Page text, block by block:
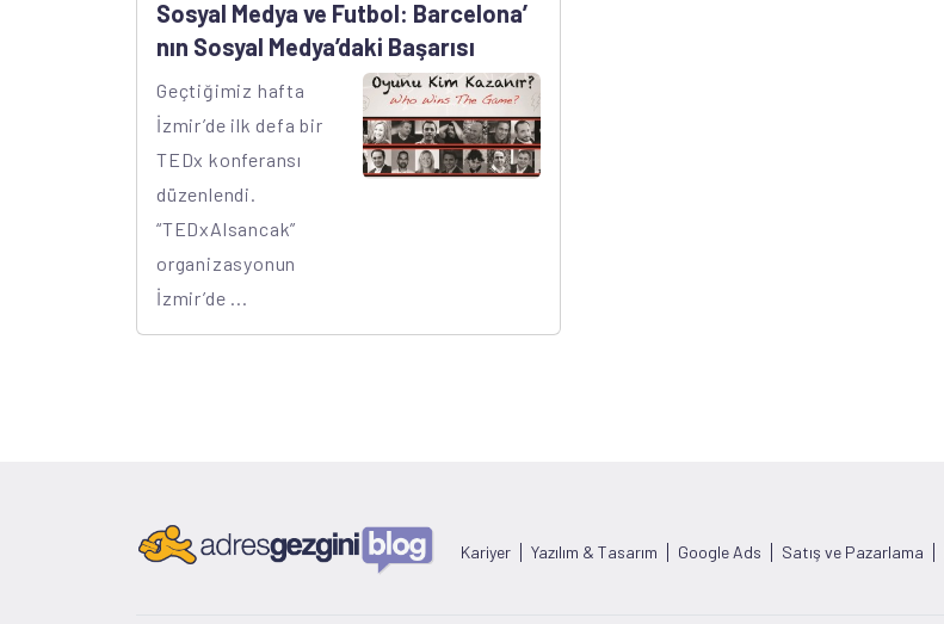
Sosyal Medya ve Futbol: Barcelona’
nın Sosyal Medya’daki Başarısı
Geçtiğimiz hafta
İzmir’de ilk defa bir
TEDx konferansı
düzenlendi.
“TEDxAlsancak”
organizasyonun
İzmir’de ...
Kariyer Yazılım & Tasarım Google Ads Satış ve Pazarlama